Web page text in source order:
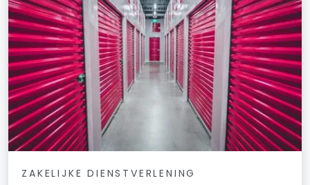
ZAKELIJKE DIENSTVERLENING